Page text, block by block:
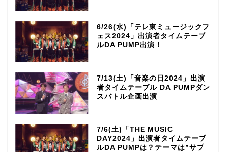
6/26(水)「テレ東ミュージックフ
ェス2024」出演者タイムテーブ
ルDA PUMP出演！
7/13(土)「音楽の日2024」出演
者タイムテーブル DA PUMPダン
スバトル企画出演
7/6(土)「THE MUSIC
DAY2024」出演者タイムテーブ
ルDA PUMPは？テーマは”サプ